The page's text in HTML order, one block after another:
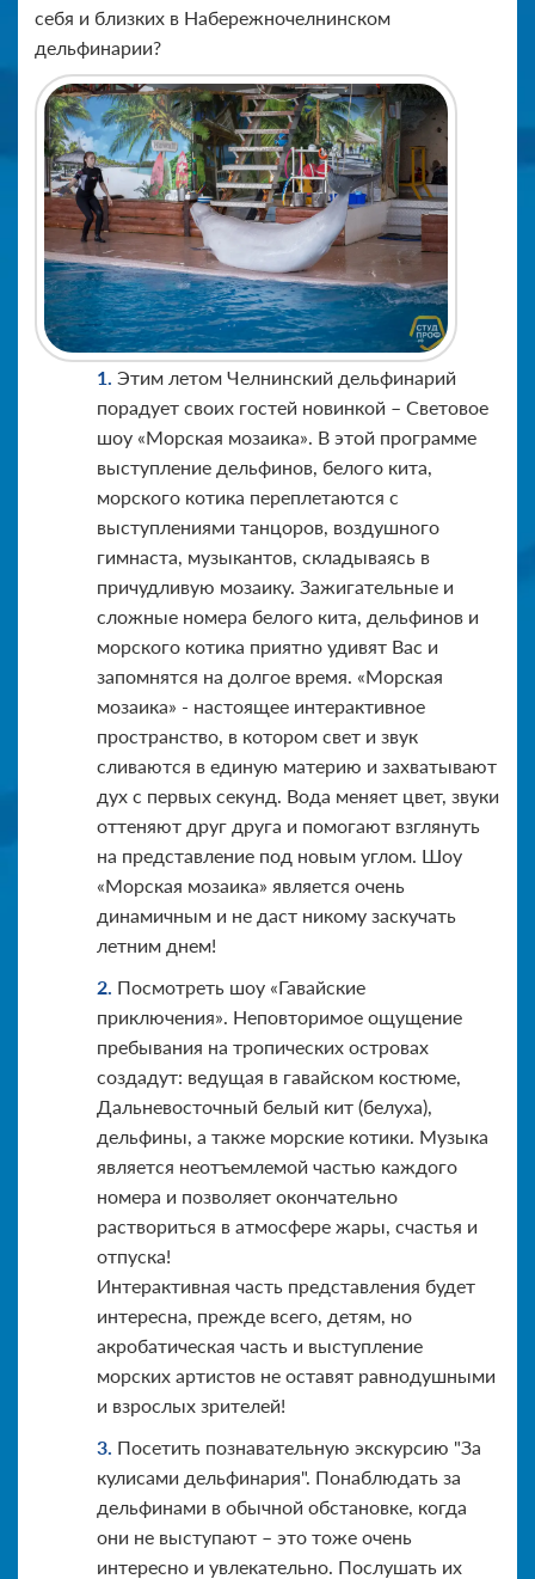
себя и близких в Набережночелнинском
дельфинарии?
Этим летом Челнинский дельфинарий
порадует своих гостей новинкой – Световое
шоу «Морская мозаика». В этой программе
выступление дельфинов, белого кита,
морского котика переплетаются с
выступлениями танцоров, воздушного
гимнаста, музыкантов, складываясь в
причудливую мозаику. Зажигательные и
сложные номера белого кита, дельфинов и
морского котика приятно удивят Вас и
запомнятся на долгое время. «Морская
мозаика» - настоящее интерактивное
пространство, в котором свет и звук
сливаются в единую материю и захватывают
дух с первых секунд. Вода меняет цвет, звуки
оттеняют друг друга и помогают взглянуть
на представление под новым углом. Шоу
«Морская мозаика» является очень
динамичным и не даст никому заскучать
летним днем!
Посмотреть шоу «Гавайские
приключения». Неповторимое ощущение
пребывания на тропических островах
создадут: ведущая в гавайском костюме,
Дальневосточный белый кит (белуха),
дельфины, а также морские котики. Музыка
является неотъемлемой частью каждого
номера и позволяет окончательно
раствориться в атмосфере жары, счастья и
отпуска!
Интерактивная часть представления будет
интересна, прежде всего, детям, но
акробатическая часть и выступление
морских артистов не оставят равнодушными
и взрослых зрителей!
Посетить познавательную экскурсию "За
кулисами дельфинария". Понаблюдать за
дельфинами в обычной обстановке, когда
они не выступают – это тоже очень
интересно и увлекательно. Послушать их